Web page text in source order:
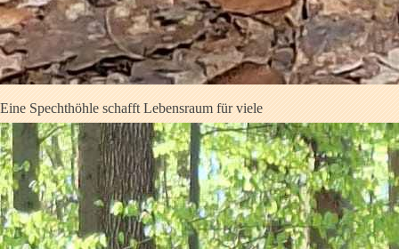
Eine Spechthöhle schafft Lebensraum für viele